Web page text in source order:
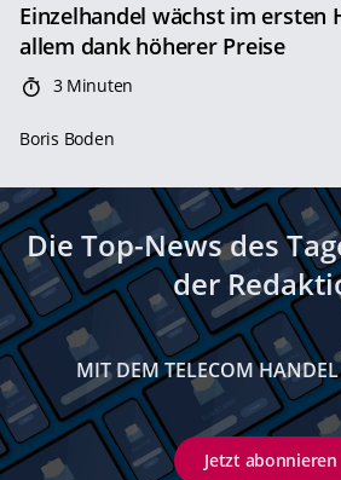
Einzelhandel wächst im ersten
allem dank höherer Preise
3 Minuten
Boris Boden
Die Top-News des
der
MIT DEM TELECOM HANDEL
Jetzt abonnieren